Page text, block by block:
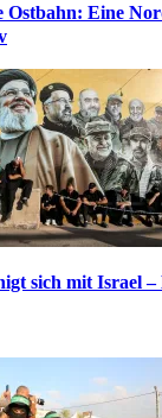
Ostbahn: Eine
sich mit Israel –